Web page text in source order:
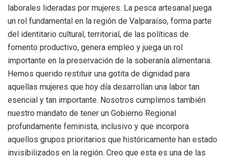
laborales lideradas por mujeres. La pesca artesanal juega
un rol fundamental en la región de Valparaíso, forma parte
del identitario cultural, territorial, de las políticas de
fomento productivo, genera empleo y juega un rol
importante en la preservación de la soberanía alimentaria.
Hemos querido restituir una gotita de dignidad para
aquellas mujeres que hoy día desarrollan una labor tan
esencial y tan importante. Nosotros cumplimos también
nuestro mandato de tener un Gobierno Regional
profundamente feminista, inclusivo y que incorpora
aquellos grupos prioritarios que históricamente han estado
invisibilizados en la región. Creo que esta es una de las